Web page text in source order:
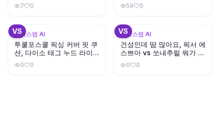
7 0
체템은?
59 0
VS
뷰틱스랩 AI
투쿨포스쿨 픽싱 커버 핏 쿠
션, 다이소 태그 누드 라이트
와 색상이 비슷할까?
0 0
VS
뷰틱스랩 AI
건성인데 땀 많아요, 픽서 에
스쁘아 vs 쏘내추럴 뭐가 지
속력 좋을까?
0 0